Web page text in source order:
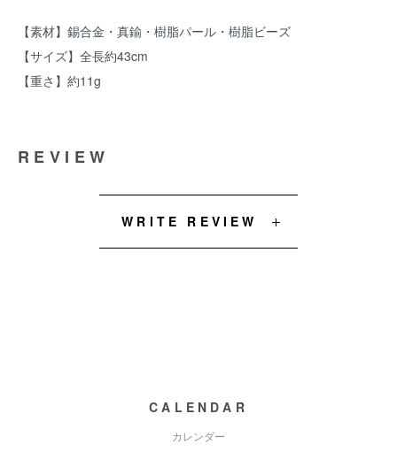
【素材】錫合金・真鍮・樹脂パール・樹脂ビーズ
【サイズ】全長約43cm
【重さ】約11g
REVIEW
WRITE REVIEW
CALENDAR
カレンダー